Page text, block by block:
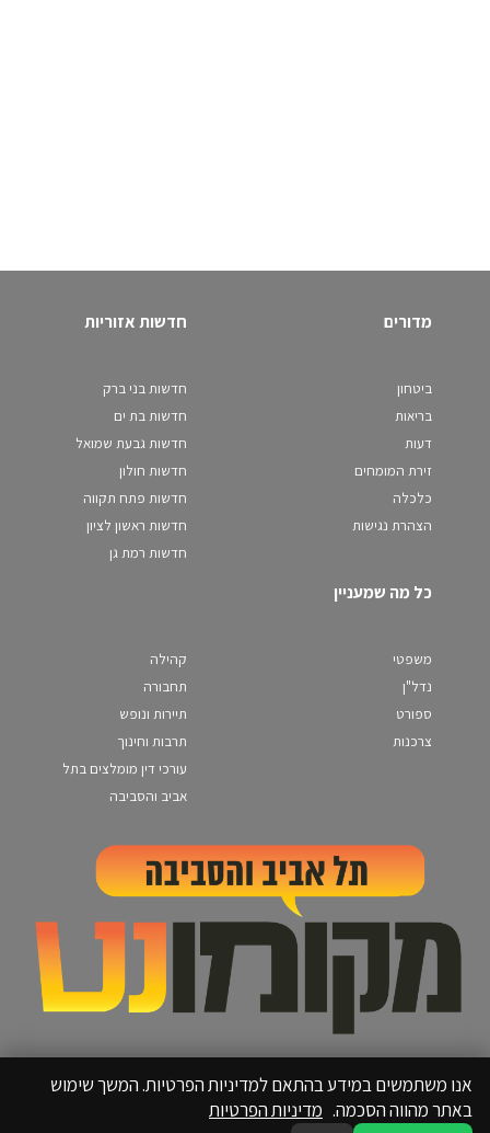
מדורים
ביטחון
בריאות
דעות
זירת המומחים
כלכלה
הצהרת נגישות
חדשות אזוריות
חדשות בני ברק
חדשות בת ים
חדשות גבעת שמואל
חדשות חולון
חדשות פתח תקווה
חדשות ראשון לציון
חדשות רמת גן
כל מה שמעניין
משפטי
נדל"ן
ספורט
צרכנות
קהילה
תחבורה
תיירות ונופש
תרבות וחינוך
עורכי דין מומלצים בתל
אביב והסביבה
אנו משתמשים במידע בהתאם למדיניות הפרטיות. המשך שימוש
באתר מהווה הסכמה. מדיניות הפרטיות